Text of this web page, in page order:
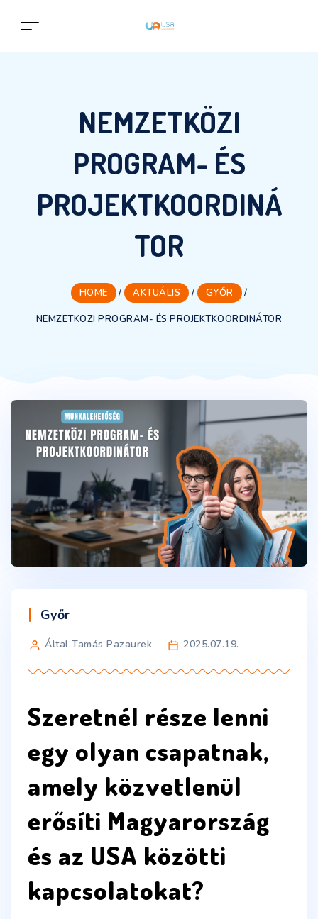
NEMZETKÖZI
PROGRAM- ÉS
PROJEKTKOORDINÁ
TOR
HOME / AKTUÁLIS / GYŐR /
NEMZETKÖZI PROGRAM- ÉS PROJEKTKOORDINÁTOR
Győr
Által Tamás Pazaurek 2025.07.19.
Szeretnél része lenni
egy olyan csapatnak,
amely közvetlenül
erősíti Magyarország
és az USA közötti
kapcsolatokat?